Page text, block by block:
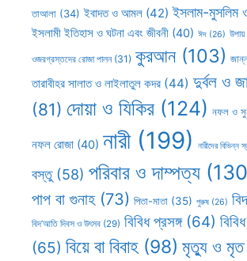
তাআলা (34) ইবাদত ও আমল (42) ইসলাম-মুসলিম
ইসলামী ইতিহাস ও ঘটনা এবং জীবনী (40) ঈদ (26) উপায়
ওজরগ্রস্তদের রোজা পালন(31) কুরআন(103)
তারাবীহর সালাত ও লাইলাতুল কদর (44) দুর্বল ও
(81) দোয়া ও যিকির (124) নফল ও
নফল রোজা (40) নারী(199) নারীদের বিভিন্ন
বস্তু(58) পরিবার ও দাম্পত্য
পাপ বা গুনাহ(73) পিতা-মাতা (35) পুরুষ (26)
বিদ’আতি দিবস ও উৎসব (29) বিবিধ প্রসঙ্গ(64)
(65) বিয়ে বা বিবাহ (98) মৃত্যু ও মৃত